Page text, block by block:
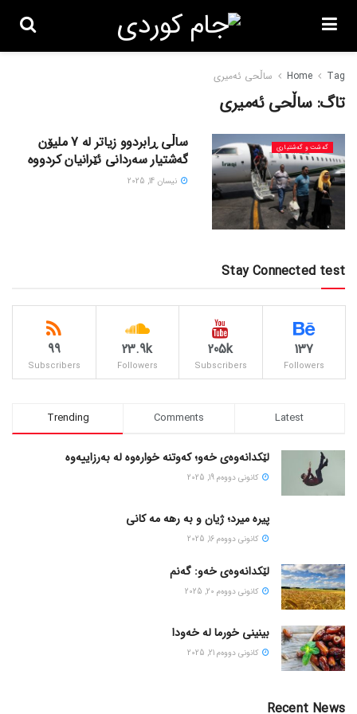
Home Tag ساڵحی ئەمیری
تاگ: ساڵحی ئەمیری
گه‌شت و گه‌شتیاری
ساڵی ڕابردوو زیاتر لە 7 ملیۆن
گەشتیار سەردانی ئێرانیان کردووە
نیسان 14, 2025
Stay Connected test
137
Followers
205k
Subscribers
23.9k
Followers
99
Subscribers
Trending Comments Latest
لێکدانەوەی خەو؛ کەوتنە خوارەوە لە بەرزاییەوە
كانونی دووه‌م 19, 2025
پیره میرد؛ ژیان و به رهه مه کانی
كانونی دووه‌م 16, 2025
لێکدانەوەی خەو: گەنم
كانونی دووه‌م 20, 2025
بینینی خورما لە خەودا
كانونی دووه‌م 21, 2025
Recent News